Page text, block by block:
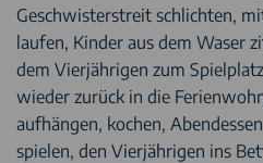
Geschwisterstreit schlichten,
laufen, Kinder aus dem Waser
dem Vierjährigen zum
wieder zurück in die
aufhängen, kochen,
spielen, den Vierjährigen ins